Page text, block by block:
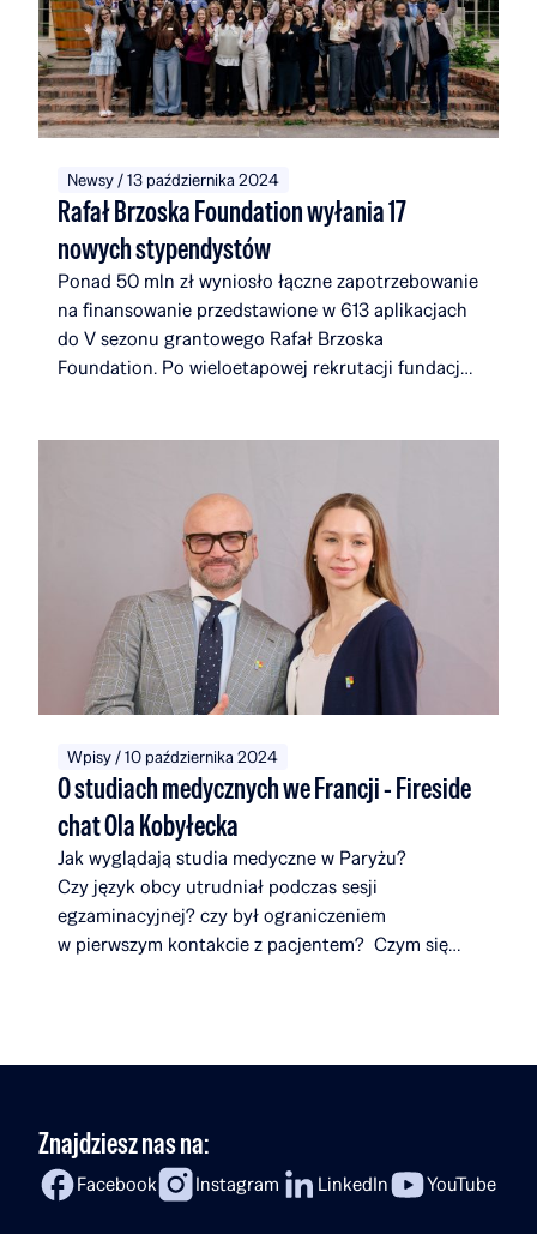
Newsy / 13 października 2024
Rafał Brzoska Foundation wyłania 17
nowych stypendystów
Ponad 50 mln zł wyniosło łączne zapotrzebowanie
na finansowanie przedstawione w 613 aplikacjach
do V sezonu grantowego Rafał Brzoska
Foundation. Po wieloetapowej rekrutacji fundacja
świecie. W ciągu pięciu edycji Rafał Brzoska
Foundation przeznaczyło na edukację i rozwój
talentów ponad 22 mln zł. Fundusze w 100%
pochodzą z inicjatywy TOP CHARITY, której
organizatorami są Omenaa Mensah i Rafał Brzoska
angażując przedstawicieli biznesu, kultury i sztuki
z całego świata.
Wpisy / 10 października 2024
O studiach medycznych we Francji - Fireside
chat Ola Kobyłecka
Jak wyglądają studia medyczne w Paryżu?
Czy język obcy utrudniał podczas sesji
egzaminacyjnej? czy był ograniczeniem
w pierwszym kontakcie z pacjentem? Czym się
odcinku Fireside Chat Rafał Brzoska rozmawia
do medycyny, badaniach nad onkologią, studiach
w Paryżu oraz planach powrotu do Polski.
To rozmowa o ambicji, odwadze w podejmowaniu
Znajdziesz nas na:
Facebook Instagram LinkedIn YouTube